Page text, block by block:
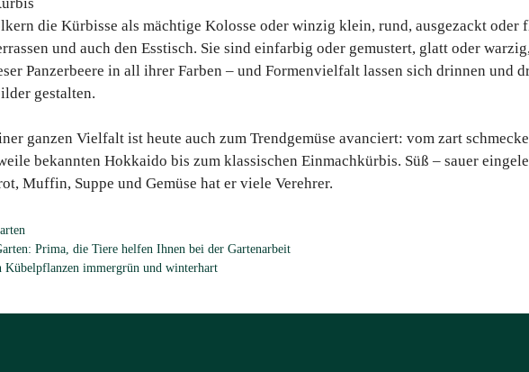
die Kürbisse als mächtige Kolosse oder winzig klein, rund, ausgezackt oder
und auch den Esstisch. Sie sind einfarbig oder gemustert, glatt oder
Panzerbeere in all ihrer Farben – und Formenvielfalt lassen sich drinnen und
gestalten.
ganzen Vielfalt ist heute auch zum Trendgemüse avanciert: vom zart
bekannten Hokkaido bis zum klassischen Einmachkürbis. Süß – sauer
Muffin, Suppe und Gemüse hat er viele Verehrer.
Prima, die Tiere helfen Ihnen bei der Gartenarbeit
Kübelpflanzen immergrün und winterhart